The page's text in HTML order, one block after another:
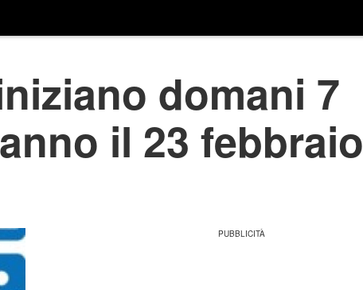
domani 7
il 23 febbraio